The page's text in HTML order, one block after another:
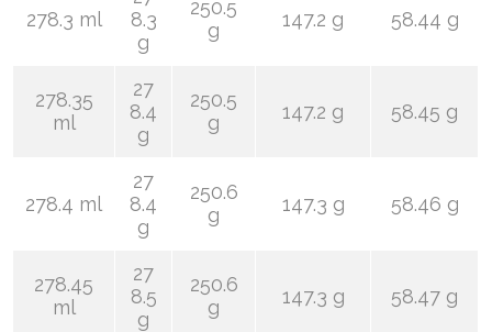
278.3 ml
8.3
g
250.5
g
147.2 g 58.44 g
278.35
ml
27
8.4
g
250.5
g
147.2 g 58.45 g
278.4 ml
27
8.4
g
250.6
g
147.3 g 58.46 g
278.45
ml
27
8.5
g
250.6
g
147.3 g 58.47 g